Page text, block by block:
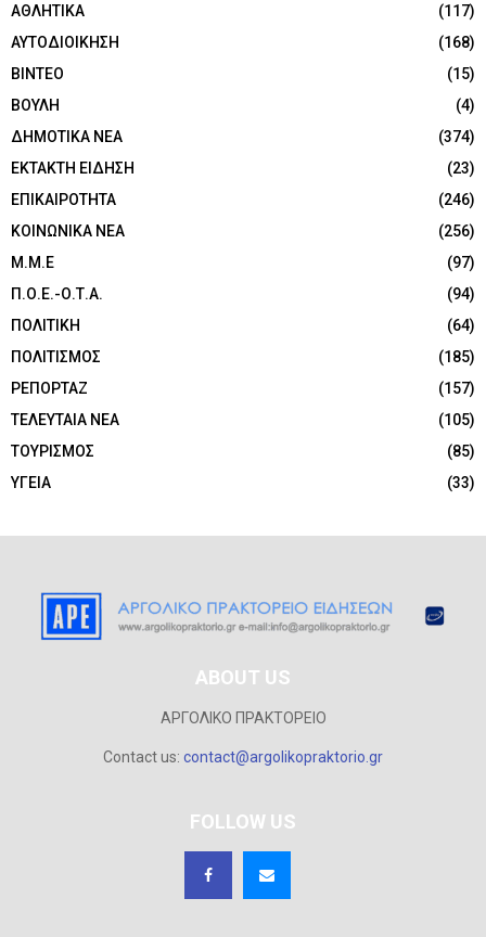
ΑΘΛΗΤΙΚΑ
(117)
ΑΥΤΟΔΙΟΙΚΗΣΗ
(168)
ΒΙΝΤΕΟ
(15)
ΒΟΥΛΗ
(4)
ΔΗΜΟΤΙΚΑ ΝΕΑ
(374)
ΕΚΤΑΚΤΗ ΕΙΔΗΣΗ
(23)
ΕΠΙΚΑΙΡΟΤΗΤΑ
(246)
ΚΟΙΝΩΝΙΚΑ ΝΕΑ
(256)
Μ.Μ.Ε
(97)
Π.Ο.Ε.-Ο.Τ.Α.
(94)
ΠΟΛΙΤΙΚΗ
(64)
ΠΟΛΙΤΙΣΜΟΣ
(185)
ΡΕΠΟΡΤΑΖ
(157)
ΤΕΛΕΥΤΑΙΑ ΝΕΑ
(105)
ΤΟΥΡΙΣΜΟΣ
(85)
ΥΓΕΙΑ
(33)
ABOUT US
ΑΡΓΟΛΙΚΟ ΠΡΑΚΤΟΡΕΙΟ
Contact us: contact@argolikopraktorio.gr
FOLLOW US